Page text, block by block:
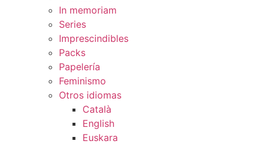
In memoriam
Series
Imprescindibles
Packs
Papelería
Feminismo
Otros idiomas
Català
English
Euskara